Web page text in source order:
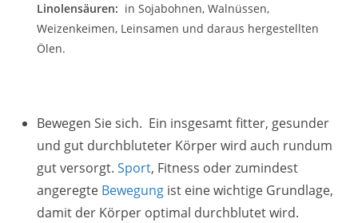
Linolensäuren: in Sojabohnen, Walnüssen,
Weizenkeimen, Leinsamen und daraus hergestellten
Ölen.
Bewegen Sie sich. Ein insgesamt fitter, gesunder
und gut durchbluteter Körper wird auch rundum
gut versorgt. Sport, Fitness oder zumindest
angeregte Bewegung ist eine wichtige Grundlage,
damit der Körper optimal durchblutet wird.